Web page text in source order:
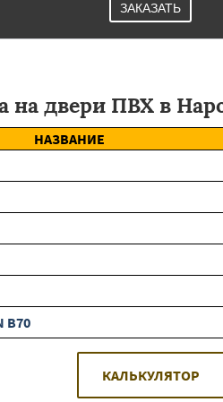
ЗАКАЗАТЬ
на двери ПВХ в
НАЗВАНИЕ
B70
КАЛЬКУЛЯТОР